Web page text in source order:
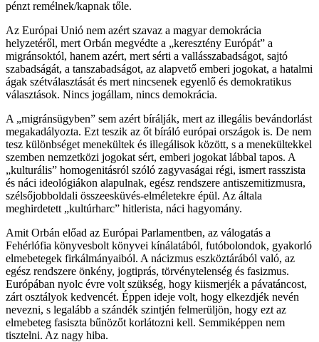
pénzt remélnek/kapnak tőle.
Az Európai Unió nem azért szavaz a magyar demokrácia
helyzetéről, mert Orbán megvédte a „keresztény Európát” a
migránsoktól, hanem azért, mert sérti a vallásszabadságot, sajtó
szabadságát, a tanszabadságot, az alapvető emberi jogokat, a hatalmi
ágak szétválasztását és mert nincsenek egyenlő és demokratikus
választások. Nincs jogállam, nincs demokrácia.
A „migránsügyben” sem azért bírálják, mert az illegális bevándorlást
megakadályozta. Ezt teszik az őt bíráló európai országok is. De nem
tesz különbséget menekültek és illegálisok között, s a menekültekkel
szemben nemzetközi jogokat sért, emberi jogokat lábbal tapos. A
„kulturális” homogenitásról szóló zagyvaságai régi, ismert rasszista
és náci ideológiákon alapulnak, egész rendszere antiszemitizmusra,
szélsőjobboldali összeesküvés-elméletekre épül. Az általa
meghirdetett „kultúrharc” hitlerista, náci hagyomány.
Amit Orbán előad az Európai Parlamentben, az válogatás a
Fehérlófia könyvesbolt könyvei kínálatából, futóbolondok, gyakorló
elmebetegek firkálmányaiból. A nácizmus eszköztárából való, az
egész rendszere önkény, jogtiprás, törvénytelenség és fasizmus.
Európában nyolc évre volt szükség, hogy kiismerjék a pávatáncost,
zárt osztályok kedvencét. Éppen ideje volt, hogy elkezdjék nevén
nevezni, s legalább a szándék szintjén felmerüljön, hogy ezt az
elmebeteg fasiszta bűnözőt korlátozni kell. Semmiképpen nem
tisztelni. Az nagy hiba.